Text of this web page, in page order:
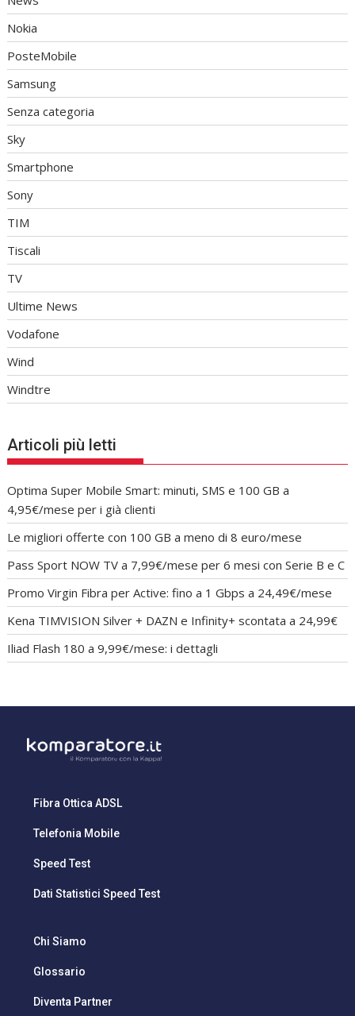
Nokia
PosteMobile
Samsung
Senza categoria
Sky
Smartphone
Sony
TIM
Tiscali
TV
Ultime News
Vodafone
Wind
Windtre
Articoli più letti
Optima Super Mobile Smart: minuti, SMS e 100 GB a
4,95€/mese per i già clienti
Le migliori offerte con 100 GB a meno di 8 euro/mese
Pass Sport NOW TV a 7,99€/mese per 6 mesi con Serie B e C
Promo Virgin Fibra per Active: fino a 1 Gbps a 24,49€/mese
Kena TIMVISION Silver + DAZN e Infinity+ scontata a 24,99€
Iliad Flash 180 a 9,99€/mese: i dettagli
Fibra Ottica ADSL
Telefonia Mobile
Speed Test
Dati Statistici Speed Test
Chi Siamo
Glossario
Diventa Partner